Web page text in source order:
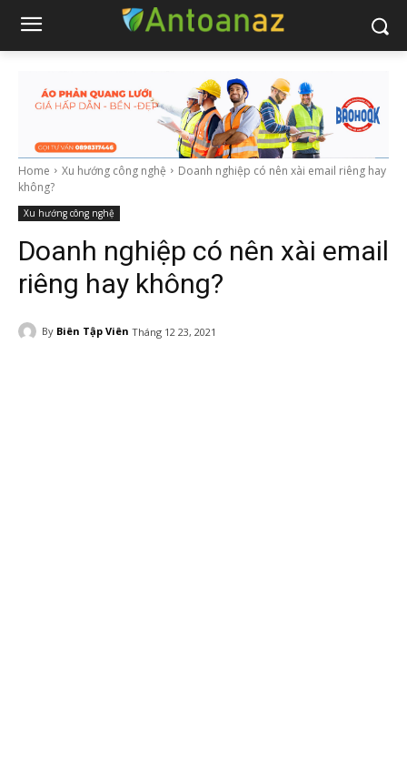
Home Xu hướng công nghệ
Doanh nghiệp có nên xài email riêng hay
không?
Xu hướng công nghệ
Doanh nghiệp có nên xài email
riêng hay không?
By Biên Tập Viên Tháng 12 23, 2021